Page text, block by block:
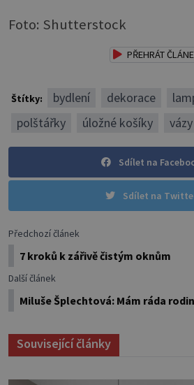
Foto: Shutterstock
PŘEHRÁT
Štítky: bydlení dekorace
polštářky
úložné košíky vázy
Sdílet na
Sdílet na
Předchozí článek
7 kroků k zářivě čistým oknům
Další článek
Miluše Šplechtová: Mám ráda
Související články